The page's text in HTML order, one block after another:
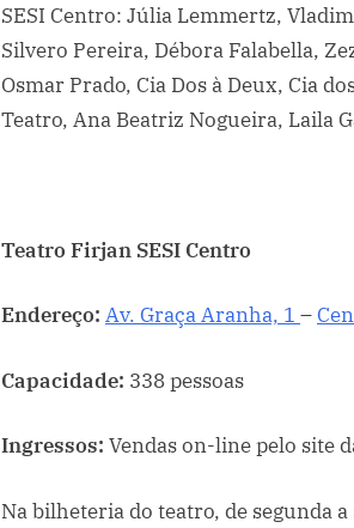
SESI Centro: Júlia Lemmertz,
Silvero Pereira, Débora Falabella,
Osmar Prado, Cia Dos à Deux, Cia
Teatro, Ana Beatriz Nogueira, Laila
Teatro Firjan SESI Centro
Endereço: Av. Graça Aranha, 1 –
Capacidade: 338 pessoas
Ingressos: Vendas on-line pelo site
Na bilheteria do teatro, de segunda